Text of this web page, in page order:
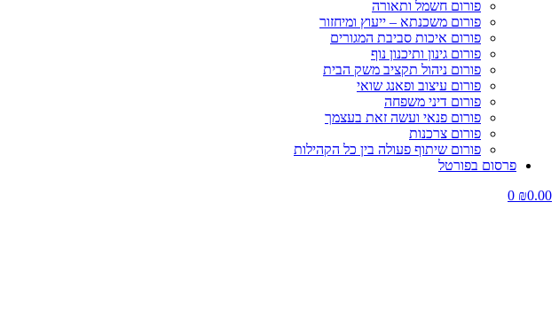
פורום חשמל ותאורה
פורום משכנתא – ייעוץ ומיחזור
פורום איכות סביבת המגורים
פורום גינון ותיכנון נוף
פורום ניהול תקציב משק הבית
פורום עיצוב ופאנג שואי
פורום דיני משפחה
פורום פנאי ועשה זאת בעצמך
פורום צרכנות
פורום שיתוף פעולה בין כל הקהילות
פרסום בפורטל
₪0.00
0